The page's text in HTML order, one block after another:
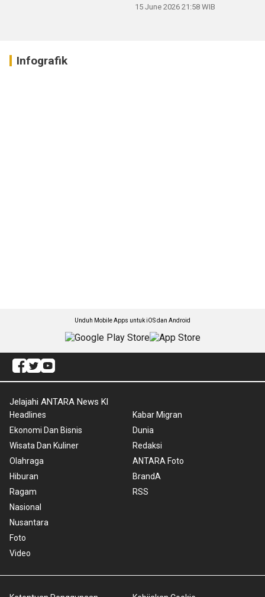
15 June 2026 21:58 WIB
Infografik
Unduh Mobile Apps untuk iOS dan Android
Jelajahi ANTARA News Kl
Headlines
Ekonomi Dan Bisnis
Wisata Dan Kuliner
Olahraga
Hiburan
Ragam
Nasional
Nusantara
Foto
Video
Kabar Migran
Dunia
Redaksi
ANTARA Foto
BrandA
RSS